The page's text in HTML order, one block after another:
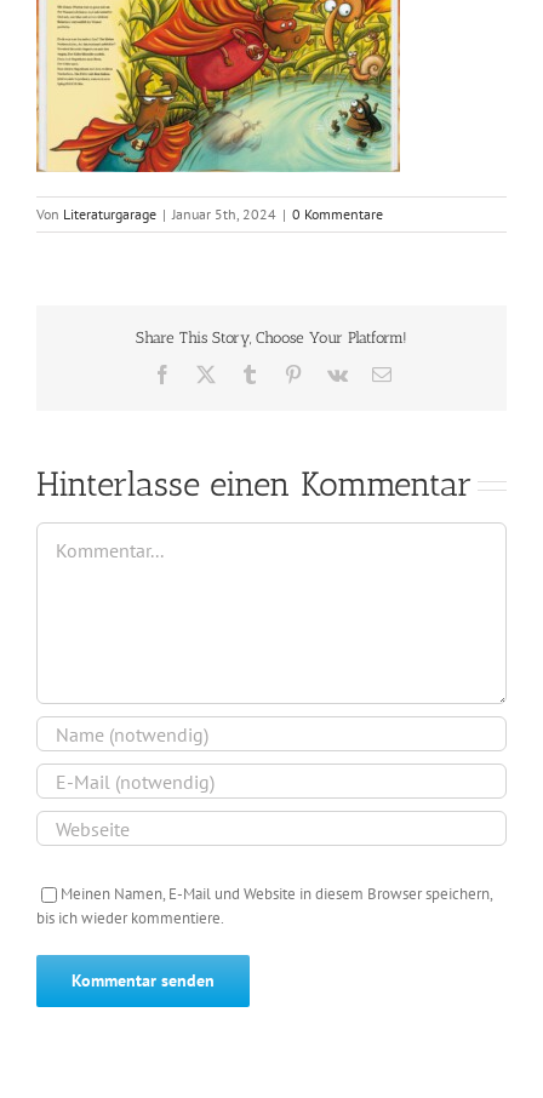
Von Literaturgarage | Januar 5th, 2024 | 0 Kommentare
Share This Story, Choose Your Platform!
Facebook Tumblr Pinterest
Vk
E-
Hinterlasse einen Kommentar
Kommentar
Meinen Namen, E-Mail und Website in diesem Browser speichern,
bis ich wieder kommentiere.